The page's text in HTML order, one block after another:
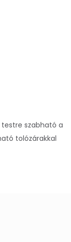
testre szabható a
tolózárakkal